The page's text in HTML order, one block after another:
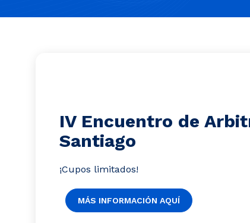
IV Encuentro de
Santiago
¡Cupos limitados!
MÁS INFORMACIÓN AQUÍ